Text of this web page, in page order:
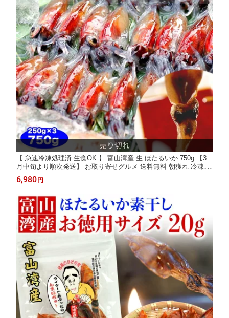
【 急速冷凍処理済 生食OK 】 富山湾産 生 ほたるいか 750g 【3
月中旬より順次発送】 お取り寄せグルメ 送料無料 朝獲れ 冷凍 春
旬 お取り寄せ グルメ ギフト 食べ物 富山 【 250g×3 】
6,980 円